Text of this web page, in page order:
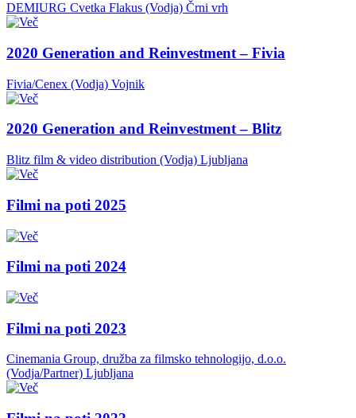
DEMIURG Cvetka Flakus (Vodja) Črni vrh
2020 Generation and Reinvestment – Fivia
Fivia/Cenex (Vodja) Vojnik
2020 Generation and Reinvestment – Blitz
Blitz film & video distribution (Vodja) Ljubljana
Filmi na poti 2025
Filmi na poti 2024
Filmi na poti 2023
Cinemania Group, družba za filmsko tehnologijo, d.o.o.
(Vodja/Partner) Ljubljana